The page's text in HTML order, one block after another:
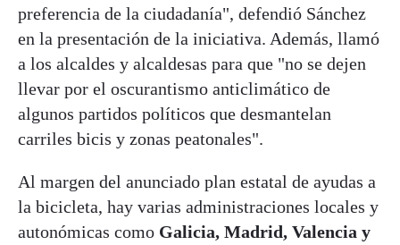
preferencia de la ciudadanía", defendió Sánchez
en la presentación de la iniciativa. Además, llamó
a los alcaldes y alcaldesas para que "no se dejen
llevar por el oscurantismo anticlimático de
algunos partidos políticos que desmantelan
carriles bicis y zonas peatonales".
Al margen del anunciado plan estatal de ayudas a
la bicicleta, hay varias administraciones locales y
autonómicas como Galicia, Madrid, Valencia y